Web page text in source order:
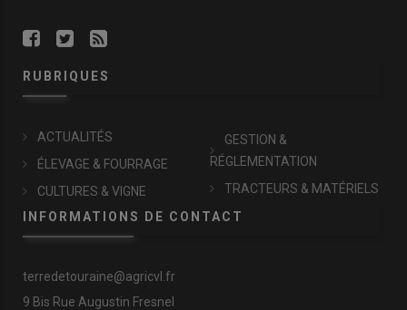
RUBRIQUES
ACTUALITÉS
ÉLEVAGE & FOURRAGE
CULTURES & VIGNE
GESTION &
RÉGLEMENTATION
TRACTEURS & MATÉRIELS
INFORMATIONS DE CONTACT
terredetouraine@agricvl.fr
9 Bis Rue Augustin Fresnel